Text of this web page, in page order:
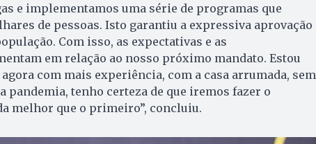
e implementamos uma série de programas que
de pessoas. Isto garantiu a expressiva aprovação
Com isso, as expectativas e as
em relação ao nosso próximo mandato. Estou
com mais experiência, com a casa arrumada, sem
pandemia, tenho certeza de que iremos fazer o
melhor que o primeiro”, concluiu.